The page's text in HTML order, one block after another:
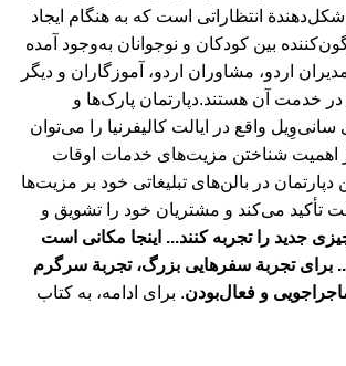
انتظاراتی است که به هنگام ایجاد
بین کودکان و نوجوانان به‌وجود آمده
اردو، مشاوران اردو، آموزگاران و دیگر
خدمت آن هستند.دپارتمان پارک‌ها و
واقع در ایالت کالیفرنیا را می‌توان
اهمیت شناختن مزیت‌های خدمات اوقات
در بالن‌های تبلیغاتی خود بر مزیت‌ها
تأکید می‌کند و مشتریان خود را تشویق و
جدید را تجربه کنند... اینجا مکانی است
برای تجربة سفرهایی بزرگ، تجربة سرگرم‌
و فعال‌بودن. برای ادامه، به کتاب